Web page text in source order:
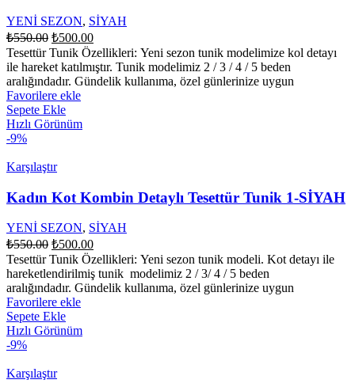
YENİ SEZON, SİYAH
₺550.00 Orijinal
fiyat:
₺550.00.
₺500.00Şu
andaki
fiyat:
₺500.00.
Tesettür Tunik Özellikleri: Yeni sezon tunik modelimize kol detayı
ile hareket katılmıştır. Tunik modelimiz 2 / 3 / 4 / 5 beden
aralığındadır. Gündelik kullanıma, özel günlerinize uygun
Favorilere ekle
Sepete Ekle
Hızlı Görünüm
-9%
Karşılaştır
Kadın Kot Kombin Detaylı Tesettür Tunik 1-SİYAH
YENİ SEZON, SİYAH
₺550.00 Orijinal
fiyat:
₺550.00.
₺500.00Şu
andaki
fiyat:
₺500.00.
Tesettür Tunik Özellikleri: Yeni sezon tunik modeli. Kot detayı ile
hareketlendirilmiş tunik modelimiz 2 / 3/ 4 / 5 beden
aralığındadır. Gündelik kullanıma, özel günlerinize uygun
Favorilere ekle
Sepete Ekle
Hızlı Görünüm
-9%
Karşılaştır